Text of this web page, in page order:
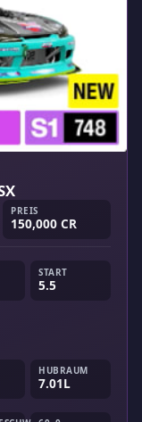
PREIS
150,000 CR
START
5.5
HUBRAUM
7.01L